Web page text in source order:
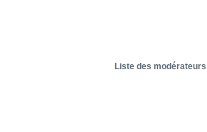
Liste des modérateurs